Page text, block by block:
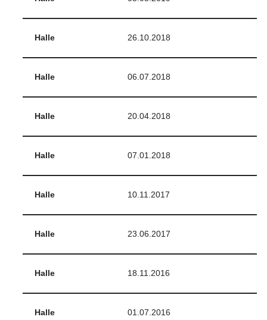
Halle 26.10.2018
Halle 06.07.2018
Halle 20.04.2018
Halle 07.01.2018
Halle 10.11.2017
Halle 23.06.2017
Halle 18.11.2016
Halle 01.07.2016